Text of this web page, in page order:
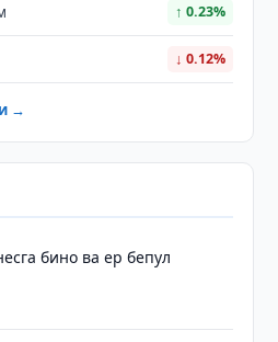
↑ 0.23%
↓ 0.12%
→
бино ва ер бепул